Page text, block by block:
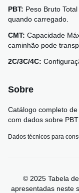
PBT: Peso Bruto
quando carregado.
CMT: Capacidade
caminhão pode
2C/3C/4C:
Sobre
Catálogo completo
com dados sobre
Dados técnicos para
© 2025 Tabela
apresentadas neste